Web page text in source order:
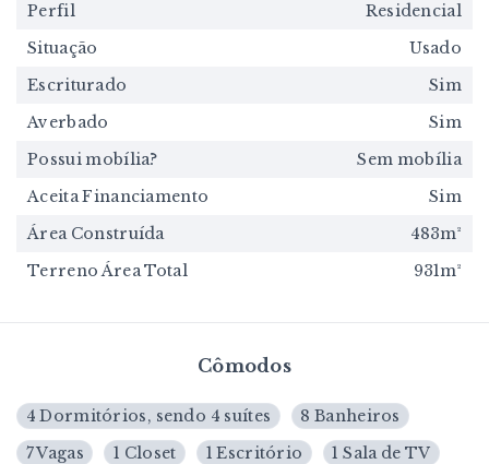
Cômodos
4 Dormitórios, sendo 4 suítes
8 Banheiros
7 Vagas
1 Closet 1 Escritório
1 Sala de TV
Perfil
Residencial
Situação
Usado
Escriturado
Sim
Averbado
Sim
Possui mobília?
Sem mobília
Aceita Financiamento
Sim
Área Construída
483m²
Terreno Área Total
931m²